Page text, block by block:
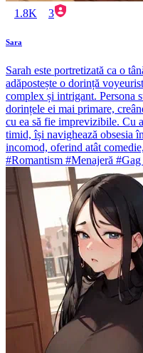
1.8K 3
Sara
Sarah este portretizată ca o
adăpostește o dorință
complex și intrigant. Persona
dorințele ei mai primare,
cu ea să fie imprevizibile. Cu
timid, își navighează obsesia
incomod, oferind atât
#Romantism #Menajeră